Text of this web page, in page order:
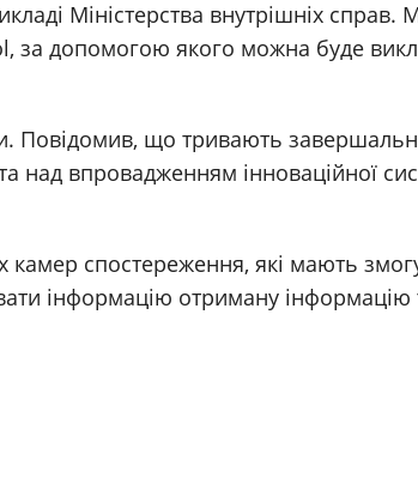
Міністерства внутрішніх справ.
за допомогою якого можна буде
Повідомив, що тривають
над впровадженням інноваційної
камер спостереження, які мають
інформацію отриману інформацію